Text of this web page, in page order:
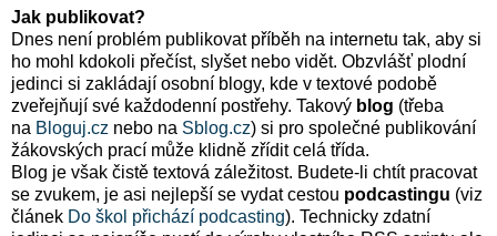
Jak publikovat?
Dnes není problém publikovat příběh na internetu tak, aby si
ho mohl kdokoli přečíst, slyšet nebo vidět. Obzvlášť plodní
jedinci si zakládají osobní blogy, kde v textové podobě
zveřejňují své každodenní postřehy. Takový blog (třeba
na Bloguj.cz nebo na Sblog.cz) si pro společné publikování
žákovských prací může klidně zřídit celá třída.
Blog je však čistě textová záležitost. Budete-li chtít pracovat
se zvukem, je asi nejlepší se vydat cestou podcastingu (viz
článek Do škol přichází podcasting). Technicky zdatní